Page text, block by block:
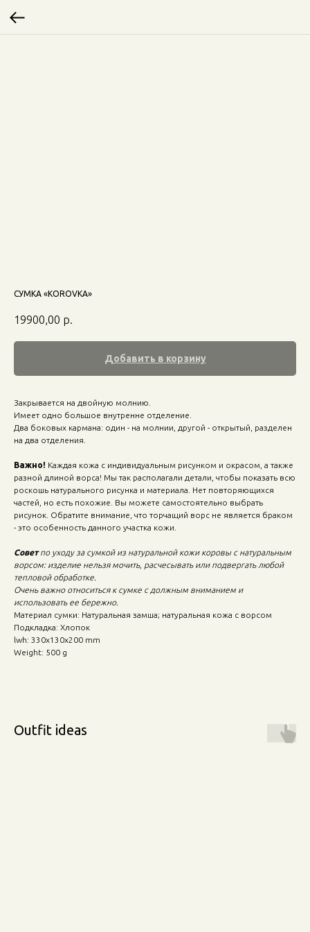
СУМКА «KOROVKA»
19900,00 р.
Добавить в корзину
Закрывается на двойную молнию.
Имеет одно большое внутренне отделение.
Два боковых кармана: один - на молнии, другой - открытый, разделен
на два отделения.
Важно! Каждая кожа с индивидуальным рисунком и окрасом, а также
разной длиной ворса! Мы так располагали детали, чтобы показать всю
роскошь натурального рисунка и материала. Нет повторяющихся
частей, но есть похожие. Вы можете самостоятельно выбрать
рисунок. Обратите внимание, что торчащий ворс не является браком
- это особенность данного участка кожи.
Советпо уходу за сумкой из натуральной кожи коровы с натуральным
ворсом: изделие нельзя мочить, расчесывать или подвергать любой
тепловой обработке.
Очень важно относиться к сумке с должным вниманием и
использовать ее бережно.
Материал сумки: Натуральная замша; натуральная кожа с ворсом
Подкладка: Хлопок
lwh: 330x130x200 mm
Weight: 500 g
Outfit ideas